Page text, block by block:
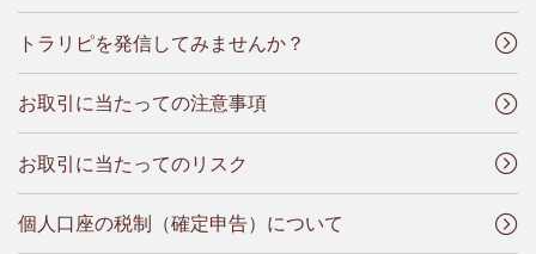
トラリピを発信してみませんか？
お取引に当たっての注意事項
お取引に当たってのリスク
個人口座の税制（確定申告）について